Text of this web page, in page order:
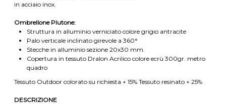
in acciaio inox.
Ombrellone Plutone:
Struttura in alluminio verniciato colore grigio antracite
Palo verticale inclinato girevole a 360°
Stecche in alluminio sezione 20x30 mm.
Copertura in tessuto Dralon Acrilico colore ecrù 300gr. metro
quadro
Tessuto Outdoor colorato su richiesta + 15% Tessuto resinato + 25%
DESCRIZIONE